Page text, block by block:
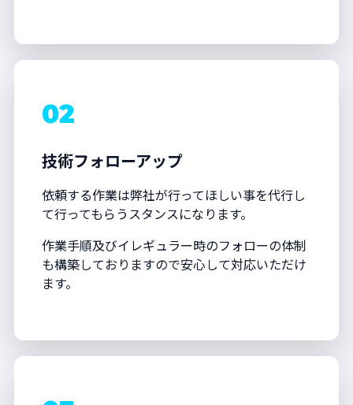
02
技術フォローアップ
依頼する作業は弊社が行ってほしい事を代行し
て行ってもらうスタンスになります。
作業手順及びイレギュラー時のフォローの体制
も構築しておりますので安心して対応いただけ
ます。